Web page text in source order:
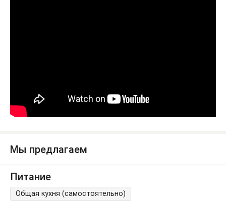
Мы предлагаем
Питание
Общая кухня (самостоятельно)